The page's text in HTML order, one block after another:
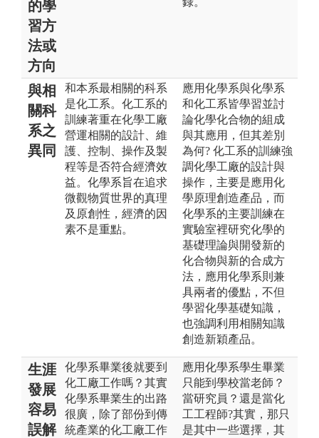
的學
習方
法或
方向
與相
關科
系之
異同
和本系最相關的科系
是化工系。化工系的
訓練著重在化學工廠
營運相關的設計、維
護、控制、操作及製
程等是否符合經濟效
益。化學系旨在追求
微觀物質世界的真理
及原創性，經濟的因
素不是重點。
應用化學系與化學系
和化工系皆學習並討
論化學化合物的組成
與其應用，但其差別
為何? 化工系的訓練強
調化學工廠的設計與
操作，主要是應用化
學原理創造產品，而
化學系的主要訓練在
實驗室裡研究化學的
基礎理論與開發新的
化合物與新的合成方
法，應用化學系則兼
具兩者的優點，不但
學習化學基礎知識，
也強調利用相關知識
創造新穎產品。
生涯
發展
容易
誤解
化學系畢業後就要到
化工廠工作嗎？其實
化學系畢業生的出路
很廣，除了部份到傳
統產業的化工廠工作
應用化學系學生畢業
只能到學校當老師？
當研究員？還是當化
工工程師?其實，那只
是其中一些選擇，其